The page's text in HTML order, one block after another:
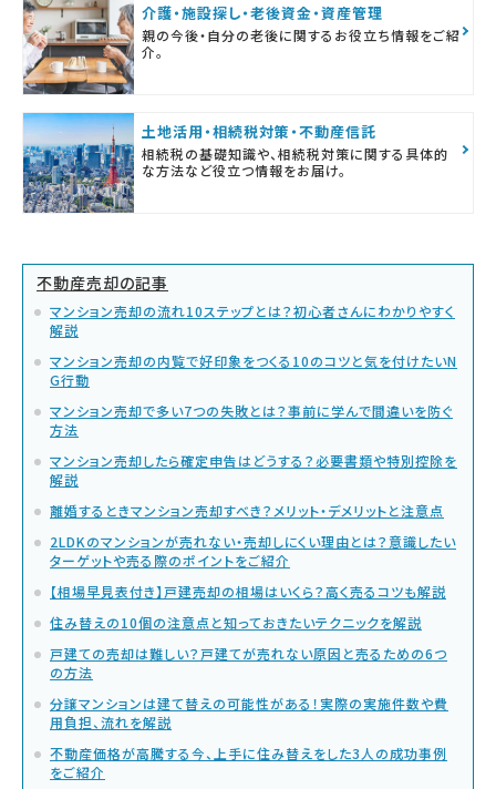
介護・施設探し・老後資金・資産管理
親の今後・自分の老後に関するお役立ち情報をご紹
介。
土地活用・相続税対策・不動産信託
相続税の基礎知識や、相続税対策に関する具体的
な方法など役立つ情報をお届け。
不動産売却の記事
マンション売却の流れ10ステップとは？初心者さんにわかりやすく
解説
マンション売却の内覧で好印象をつくる10のコツと気を付けたいN
G行動
マンション売却で多い7つの失敗とは？事前に学んで間違いを防ぐ
方法
マンション売却したら確定申告はどうする？必要書類や特別控除を
解説
離婚するときマンション売却すべき？メリット・デメリットと注意点
2LDKのマンションが売れない・売却しにくい理由とは？意識したい
ターゲットや売る際のポイントをご紹介
【相場早見表付き】戸建売却の相場はいくら？高く売るコツも解説
住み替えの10個の注意点と知っておきたいテクニックを解説
戸建ての売却は難しい？戸建てが売れない原因と売るための6つ
の方法
分譲マンションは建て替えの可能性がある！実際の実施件数や費
用負担、流れを解説
不動産価格が高騰する今、上手に住み替えをした3人の成功事例
をご紹介